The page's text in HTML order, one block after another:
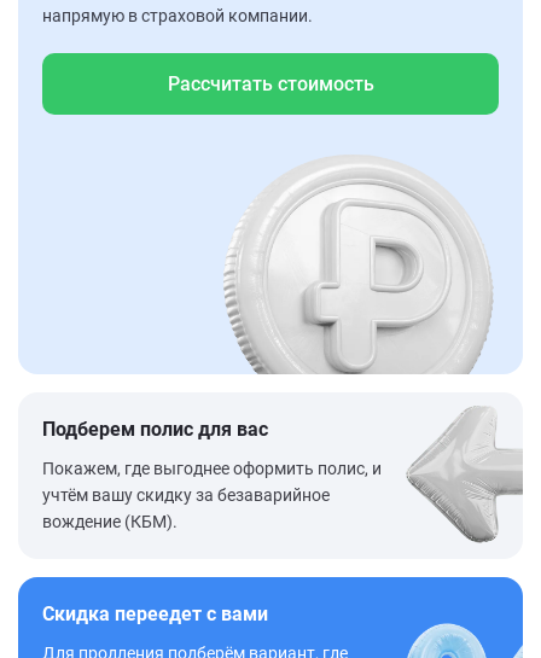
напрямую в страховой компании.
Рассчитать стоимость
Подберем полис для вас
Покажем, где выгоднее оформить полис, и
учтём вашу скидку за безаварийное
вождение (КБМ).
Скидка переедет с вами
Для продления подберём вариант, где